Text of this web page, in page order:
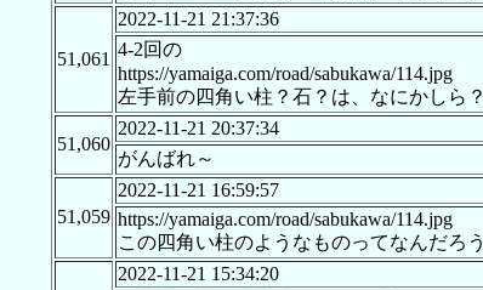
51,061
2022-11-21 21:37:36
4-2回の
https://yamaiga.com/road/sabukawa/114.jpg
左手前の四角い柱？石？は、なにかしら？
51,060
2022-11-21 20:37:34
がんばれ～
51,059
2022-11-21 16:59:57
https://yamaiga.com/road/sabukawa/114.jpg
この四角い柱のようなものってなんだろう
2022-11-21 15:34:20